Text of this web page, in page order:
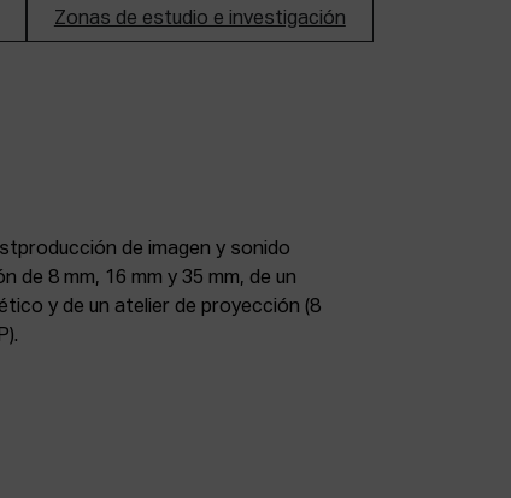
Zonas de estudio e investigación